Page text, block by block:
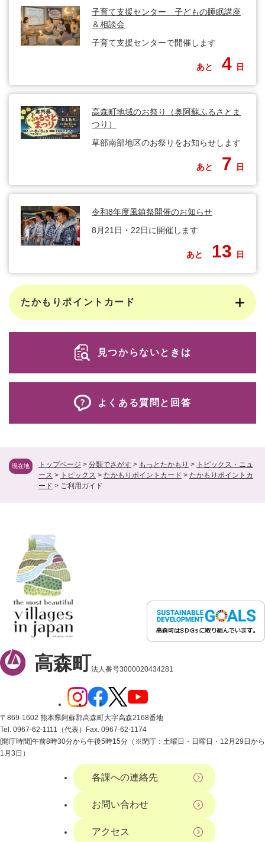
現在地 トップページ > 分類でさがす > もっとたかもり > トピックス・ニュ
ース > トピックス > たかもりポイントカード > たかもりポイントカ
ード > ご利用ガイド
子育て支援センター 子どもの睡眠講座
＆相談会
子育て支援センターで開催します
あと 4 日
高森町地域のお祭り（奥阿蘇ふるさとま
つり）
草部南部地区のお祭りをお知らせします
あと 7 日
令和8年度風鎮祭開催のお知らせ
8月21日・22日に開催します
あと 13 日
たかもりポイントカード
見つからないときは
よくある質問と回答
高森町法人番号3000020434281
〒869-1602 熊本県阿蘇郡高森町大字高森2168番地
Tel. 0967-62-1111（代表）
Fax. 0967-62-1174
[開庁時間]午前8時30分から午後5時15分（※閉庁：土曜日・日曜日・12月29日から
1月3日）
各課への連絡先
お問い合わせ
アクセス